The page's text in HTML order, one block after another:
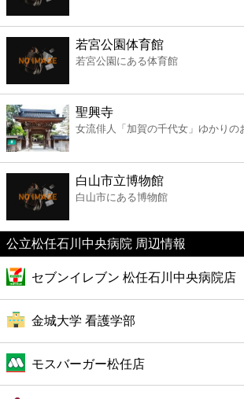
レジャー
書店
ファミレス
ファーストフード
カフェ
ショッピング
銀行
公共
病院
若宮公園体育館
若宮公園にある体育館
聖興寺
女流俳人「加賀の千代女」ゆかりの
白山市立博物館
白山市にある博物館
公立松任石川中央病院 周辺情報
セブンイレブン 松任石川中央病院店
金城大学 看護学部
モスバーガー松任店